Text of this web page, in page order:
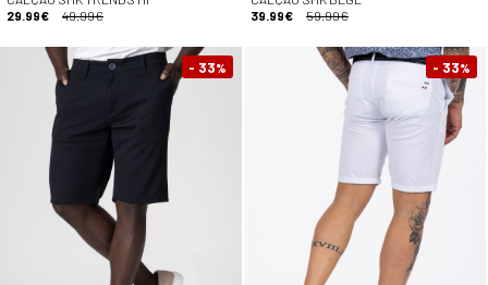
29.99€
49.99€
39.99€
59.99€
- 33% - 33%